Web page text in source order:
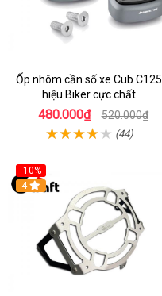
Ốp nhôm cần số xe Cub C125
hiệu Biker cực chất
480.000₫ 520.000₫
(44)
-10%
4